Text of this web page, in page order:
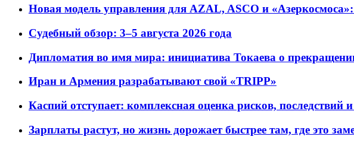
Новая модель управления для AZAL, ASCO и «Азеркосмоса»:
Судебный обзор: 3–5 августа 2026 года
Дипломатия во имя мира: инициатива Токаева о
Иран и Армения разрабатывают свой «TRIPP»
Каспий отступает: комплексная оценка рисков, последствий
Зарплаты растут, но жизнь дорожает быстрее там, где это